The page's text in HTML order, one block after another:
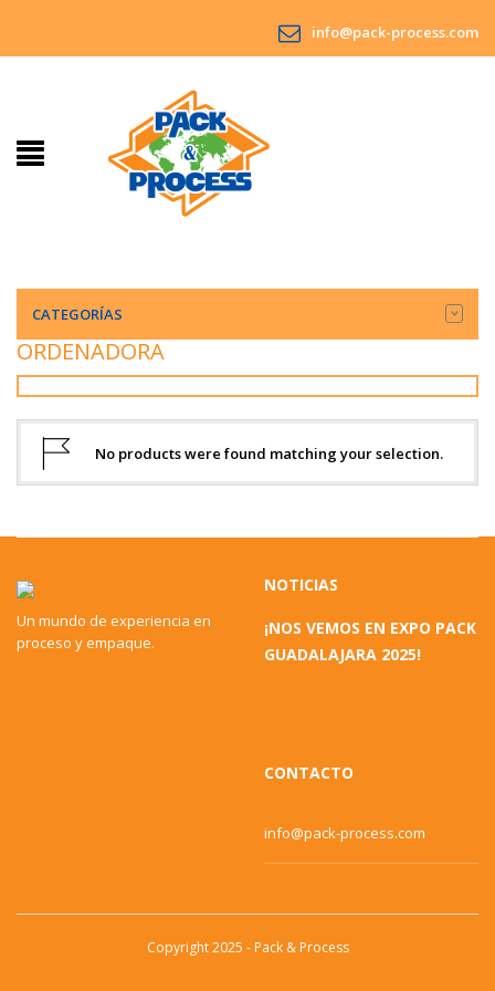
info@pack-process.com
CATEGORÍAS
ORDENADORA
No products were found matching your selection.
Un mundo de experiencia en
proceso y empaque.
NOTICIAS
¡NOS VEMOS EN EXPO PACK
GUADALAJARA 2025!
CONTACTO
info@pack-process.com
Copyright 2025 - Pack & Process